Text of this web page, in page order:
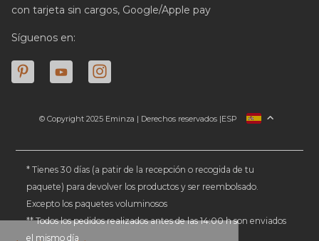
con tarjeta sin cargos, Google/Apple pay
Síguenos en:
© Copyright 2025 Eminza | Derechos reservados |
FRANCIA
ALEMANIA
PAÍSES BAJOS
ESP
* Tienes 30 días (a patir de la recepción o recogida de tu
paquete) para devolver los productos y ser reembolsado.
Excepto los paquetes voluminosos
** Todos los pedidos realizados antes de las 14:00 h son enviados
el mismo día